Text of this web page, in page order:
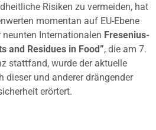
Risiken zu vermeiden, hat
momentan auf EU-Ebene
Internationalen Fresenius-
and Residues in Food”, die am 7.
stattfand, wurde der aktuelle
dieser und anderer drängender
erörtert.